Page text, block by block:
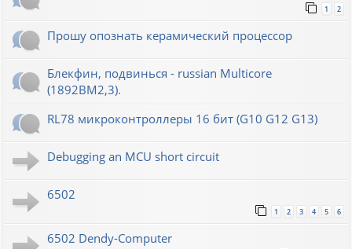
1 2
Прошу опознать керамический процессор
Блекфин, подвинься - russian Multicore
(1892ВМ2,3).
RL78 микроконтроллеры 16 бит (G10 G12 G13)
Debugging an MCU short circuit
6502
1 2 3 4 5 6
6502 Dendy-Computer